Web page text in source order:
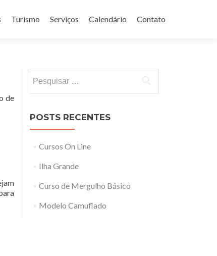
Turismo Serviços Calendário Contato
de
por:
POSTS RECENTES
Cursos On Line
Ilha Grande
Curso de Mergulho Básico
Modelo Camuflado